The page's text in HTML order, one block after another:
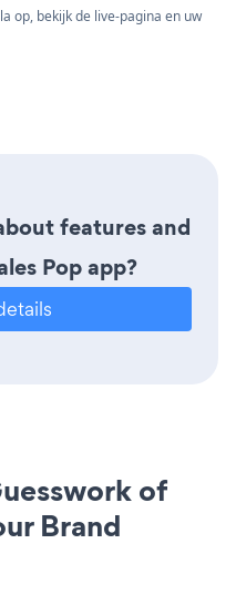
op, bekijk de live-pagina en uw
features and
Pop app?
of
Brand